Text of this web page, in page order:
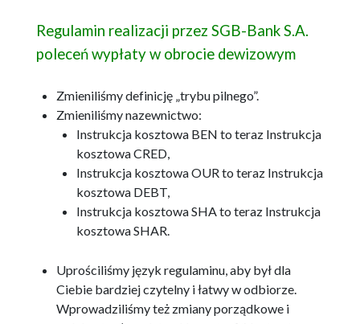
Regulamin realizacji przez SGB-Bank S.A.
poleceń wypłaty w obrocie dewizowym
Zmieniliśmy definicję „trybu pilnego”.
Zmieniliśmy nazewnictwo:
Instrukcja kosztowa BEN to teraz Instrukcja
kosztowa CRED,
Instrukcja kosztowa OUR to teraz Instrukcja
kosztowa DEBT,
Instrukcja kosztowa SHA to teraz Instrukcja
kosztowa SHAR.
Uprościliśmy język regulaminu, aby był dla
Ciebie bardziej czytelny i łatwy w odbiorze.
Wprowadziliśmy też zmiany porządkowe i